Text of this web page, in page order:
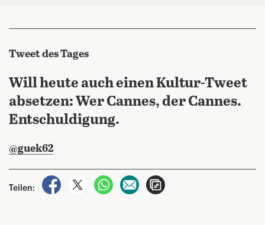
Tweet des Tages
Will heute auch einen Kultur-Tweet
absetzen: Wer Cannes, der Cannes.
Entschuldigung.
@guek62
Teilen:
auf Facebook teilen
auf X teilenper WhatsApp teilen
per E-Mail teilen